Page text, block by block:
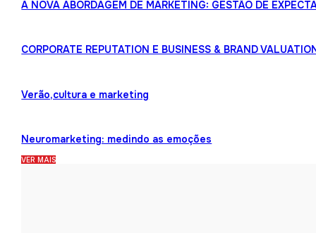
A NOVA ABORDAGEM DE MARKETING: GESTÃO DE
CORPORATE REPUTATION E BUSINESS & BRAND
Verão,cultura e marketing
Neuromarketing: medindo as emoções
VER MAIS